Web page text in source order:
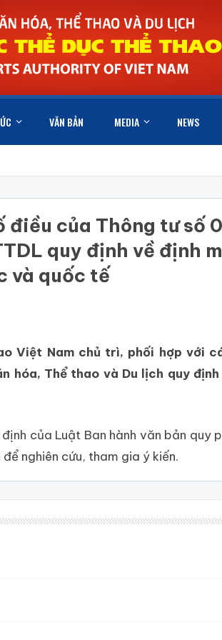
VĂN BẢN MEDIA NEWS
điều của Thông tư
quy định về định
và quốc tế
Việt Nam chủ trì, phối hợp với
Thể thao và Du lịch quy
của Luật Ban hành văn bản
nghiên cứu, tham gia ý kiến.